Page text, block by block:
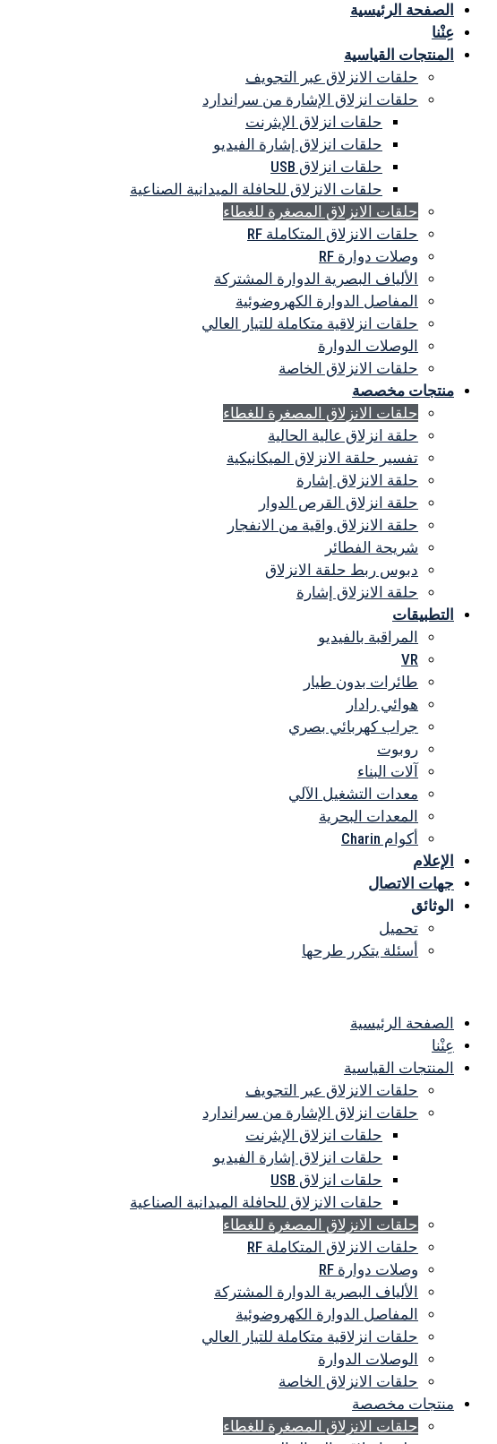
الصفحة الرئيسية
عِنْنا
المنتجات القياسية
حلقات الانزلاق عبر التجويف
حلقات انزلاق الإشارة من سراندارد
حلقات انزلاق الإيثرنت
حلقات انزلاق إشارة الفيديو
حلقات انزلاق USB
حلقات الانزلاق للحافلة الميدانية الصناعية
حلقات الانزلاق المصغرة للغطاء
حلقات الانزلاق المتكاملة RF
وصلات دوارة RF
الألياف البصرية الدوارة المشتركة
المفاصل الدوارة الكهروضوئية
حلقات انزلاقية متكاملة للتيار العالي
الوصلات الدوارة
حلقات الانزلاق الخاصة
منتجات مخصصة
حلقات الانزلاق المصغرة للغطاء
حلقة انزلاق عالية الحالية
تفسير حلقة الانزلاق الميكانيكية
حلقة الانزلاق إشارة
حلقة انزلاق القرص الدوار
حلقة الانزلاق واقية من الانفجار
شريحة الفطائر
دبوس ربط حلقة الانزلاق
حلقة الانزلاق إشارة
التطبيقات
المراقبة بالفيديو
VR
طائرات بدون طيار
هوائي رادار
جراب كهربائي بصري
روبوت
آلات البناء
معدات التشغيل الآلي
المعدات البحرية
أكوام Charin
الإعلام
جهات الاتصال
الوثائق
تحميل
أسئلة يتكرر طرحها
الصفحة الرئيسية
عِنْنا
المنتجات القياسية
حلقات الانزلاق عبر التجويف
حلقات انزلاق الإشارة من سراندارد
حلقات انزلاق الإيثرنت
حلقات انزلاق إشارة الفيديو
حلقات انزلاق USB
حلقات الانزلاق للحافلة الميدانية الصناعية
حلقات الانزلاق المصغرة للغطاء
حلقات الانزلاق المتكاملة RF
وصلات دوارة RF
الألياف البصرية الدوارة المشتركة
المفاصل الدوارة الكهروضوئية
حلقات انزلاقية متكاملة للتيار العالي
الوصلات الدوارة
حلقات الانزلاق الخاصة
منتجات مخصصة
حلقات الانزلاق المصغرة للغطاء
حلقات